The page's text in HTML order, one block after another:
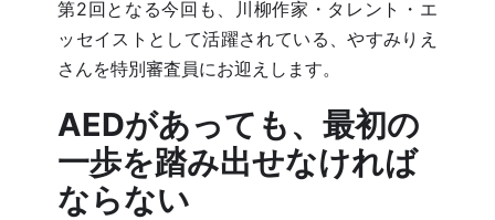
第2回となる今回も、川柳作家・タレント・エ
ッセイストとして活躍されている、やすみりえ
さんを特別審査員にお迎えします。
AEDがあっても、最初の
一歩を踏み出せなければ
ならない